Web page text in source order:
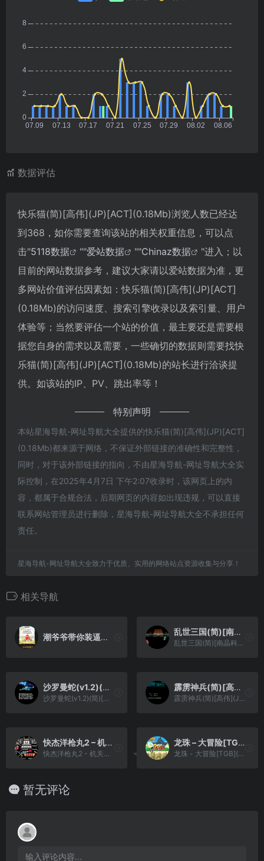
数据评估
快乐猫(简)[高伟](JP)[ACT](0.18Mb)浏览人数已经达
到368，如你需要查询该站的相关权重信息，可以点
击"5118数据 ""爱站数据 ""Chinaz数据
"进入；以
目前的网站数据参考，建议大家请以爱站数据为准，更
多网站价值评估因素如：快乐猫(简)[高伟](JP)[ACT]
(0.18Mb)的访问速度、搜索引擎收录以及索引量、用户
体验等；当然要评估一个站的价值，最主要还是需要根
据您自身的需求以及需要，一些确切的数据则需要找快
乐猫(简)[高伟](JP)[ACT](0.18Mb)的站长进行洽谈提
供。如该站的IP、PV、跳出率等！
特别声明
本站星海导航-网址导航大全提供的快乐猫(简)[高伟](JP)[ACT]
(0.18Mb)都来源于网络，不保证外部链接的准确性和完整性，
同时，对于该外部链接的指向，不由星海导航-网址导航大全实
际控制，在2025年4月7日 下午2:07收录时，该网页上的内
容，都属于合规合法，后期网页的内容如出现违规，可以直接
联系网站管理员进行删除，星海导航-网址导航大全不承担任何
责任。
星海导航-网址导航大全致力于优质、实用的网络站点资源收集与分享！
相关导航
潮爷爷带你装逼带你飞
乱世三国(简)[南晶科技](CN)[SLG](4Mb)
乱世三国(简)[南晶科技](CN)[SLG](4Mb)
沙罗曼蛇(v1.2)(简)[雷精灵](JP)[STG](3Mb)
沙罗曼蛇(v1.2)(简)[雷精灵](JP)[STG](3Mb)
霹雳神兵(简)[高伟](JP)[ACT](2Mb)
霹雳神兵(简)[高伟](JP)[ACT](2Mb)
快杰洋枪丸2 – 机关之地大冒险(简)[烈火暴龙](JP)[ACT](2Mb)
快杰洋枪丸2 - 机关之地大冒险(简)[烈火暴龙](JP)[ACT](2Mb)
龙珠 – 大冒险[TGB](v2.172)(简)(JP)(128Mb)
龙珠 - 大冒险[TGB](v2.172)(简)(JP)(128Mb)
暂无评论